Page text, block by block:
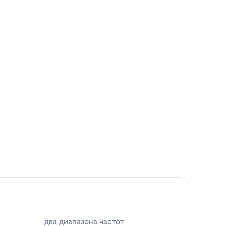
два диапазона частот